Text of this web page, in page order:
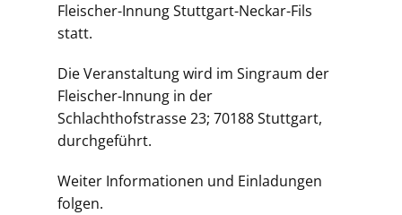
Fleischer-Innung Stuttgart-Neckar-Fils
statt.
Die Veranstaltung wird im Singraum der
Fleischer-Innung in der
Schlachthofstrasse 23; 70188 Stuttgart,
durchgeführt.
Weiter Informationen und Einladungen
folgen.